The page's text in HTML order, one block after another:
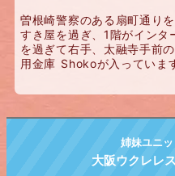
曽根崎警察のある扇町通り
すき屋を過ぎ、1階がインタ
を過ぎて右手、太融寺手前
用金庫 Shokoが入っていま
姉妹ユニッ
大阪ウクレレ